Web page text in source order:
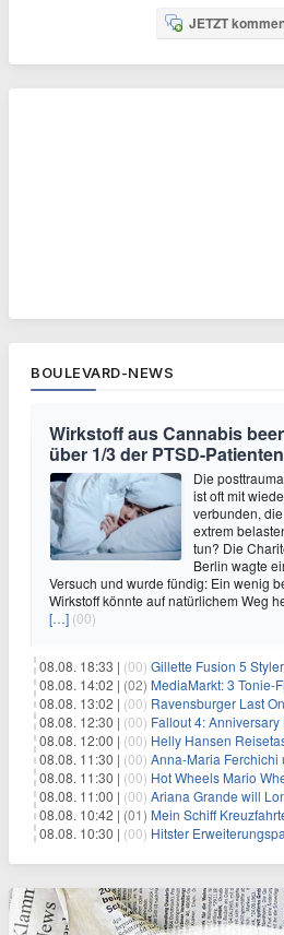
JETZT
BOULEVARD-NEWS
Wirkstoff aus Cannabis
über 1/3 der PTSD-Patienten
Die
ist oft mit
verbunden,
extrem
tun? Die
Berlin wagte
Versuch und wurde fündig: Ein wenig
Wirkstoff könnte auf natürlichem Weg
[…] (00)
08.08. 18:33 | (00) Gillette Fusion 5 Styler
08.08. 14:02 | (02) MediaMarkt: 3 Tonie-
08.08. 13:02 | (00) Ravensburger Last One
08.08. 12:30 | (00) Fallout 4:
08.08. 12:00 | (00) Helly Hansen Reisetasche
08.08. 11:30 | (00) Anna-Maria Ferchichi und
08.08. 11:30 | (00) Hot Wheels Mario
08.08. 11:00 | (00) Ariana Grande will
08.08. 10:42 | (01) Mein Schiff Kreuzfahrten:
08.08. 10:30 | (00) Hitster